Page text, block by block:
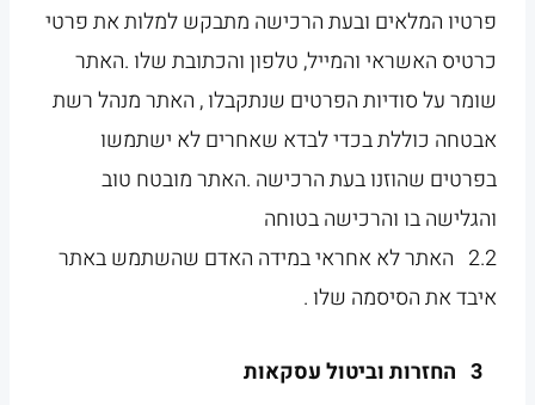
פרטיו המלאים ובעת הרכישה מתבקש למלות את פרטי
כרטיס האשראי והמייל, טלפון והכתובת שלו .האתר
שומר על סודיות הפרטים שנתקבלו , האתר מנהל רשת
אבטחה כוללת בכדי לבדא שאחרים לא ישתמשו
בפרטים שהוזנו בעת הרכישה .האתר מובטח טוב
והגלישה בו והרכישה בטוחה
2.2 האתר לא אחראי במידה האדם שהשתמש באתר
איבד את הסיסמה שלו .
3 החזרות וביטול עסקאות